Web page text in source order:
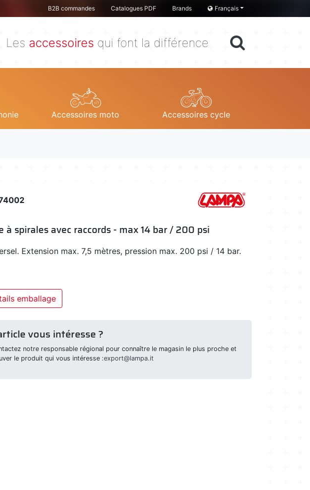
B2B commandes Catalogues PDF Brands Français
Les accessoires qui font la différence
Accessoires moto Accessoires cycle
à spirales avec raccords - max 14 bar / 200 psi
Extension max. 7,5 mètres, pression max. 200 psi / 14 bar.
emballage
vous intéresse ?
notre responsable régional pour connaître le magasin le plus proche et
le produit qui vous intéresse :export@lampa.it